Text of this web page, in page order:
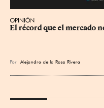
OPINIÓN
El récord que el mercado
Por Alejandro de la Rosa Rivera